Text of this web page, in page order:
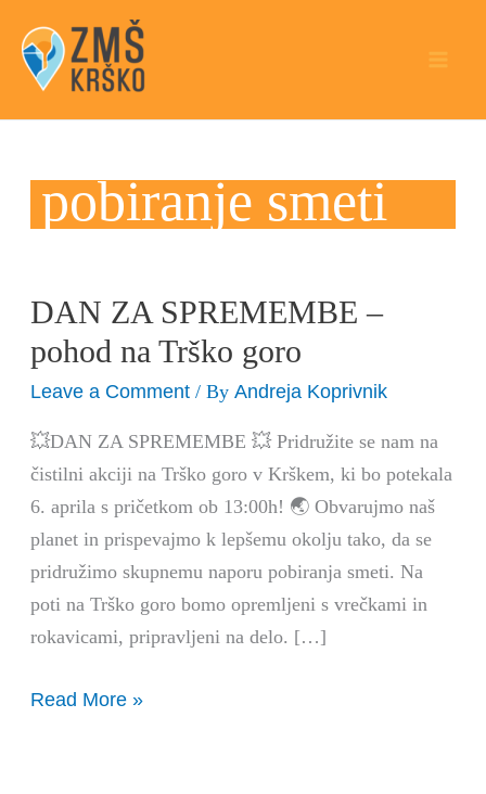
content
pobiranje smeti
DAN ZA SPREMEMBE –
pohod na Trško goro
Leave a Comment / ByAndreja Koprivnik
💥DAN ZA SPREMEMBE 💥 Pridružite se nam na
čistilni akciji na Trško goro v Krškem, ki bo potekala
6. aprila s pričetkom ob 13:00h! 🌏 Obvarujmo naš
planet in prispevajmo k lepšemu okolju tako, da se
pridružimo skupnemu naporu pobiranja smeti. Na
poti na Trško goro bomo opremljeni s vrečkami in
rokavicami, pripravljeni na delo. […]
DAN
SPREMEMBE
–
pohod
na
Trško
goro
Read More »